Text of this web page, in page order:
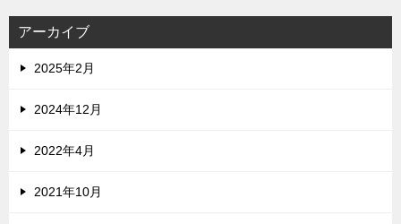
アーカイブ
2025年2月
2024年12月
2022年4月
2021年10月